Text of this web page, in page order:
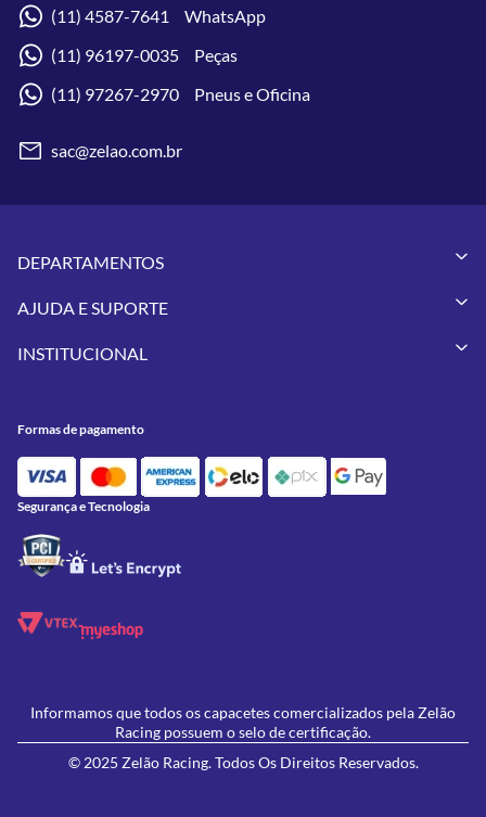
(11) 4587-7641 WhatsApp
(11) 96197-0035 Peças
(11) 97267-2970 Pneus e Oficina
sac@zelao.com.br
DEPARTAMENTOS
Vestuários
Pneus
Utilidades
Feminino
Lançamentos
AJUDA E SUPORTE
Meus Pedidos
Política de Privacidade
Política de Campanhas e promoções
INSTITUCIONAL
Contato
Oficina/Serviços
Formas de pagamento
Segurança e Tecnologia
Informamos que todos os capacetes comercializados pela Zelão
Racing possuem o selo de certificação.
© 2025 Zelão Racing. Todos Os Direitos Reservados.